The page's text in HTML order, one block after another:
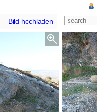
Bild hochladen